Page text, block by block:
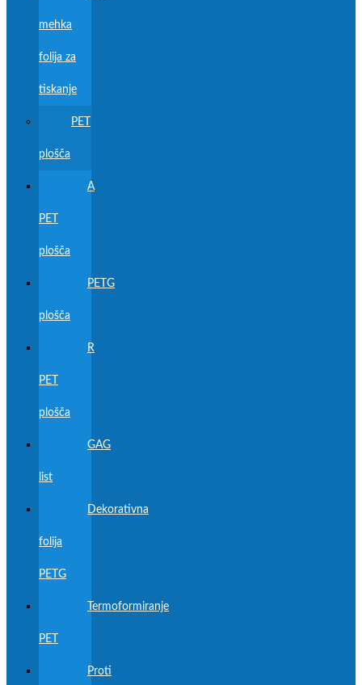
mehka
folija za
tiskanje
PET
plošča
A
PET
plošča
PETG
plošča
R
PET
plošča
GAG
list
Dekorativna
folija
PETG
Termoformiranje
PET
Proti